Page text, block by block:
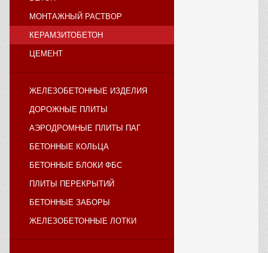
МОНТАЖНЫЙ РАСТВОР
КЕРАМЗИТОБЕТОН
ЦЕМЕНТ
ЖЕЛЕЗОБЕТОННЫЕ ИЗДЕЛИЯ
ДОРОЖНЫЕ ПЛИТЫ
АЭРОДРОМНЫЕ ПЛИТЫ ПАГ
БЕТОННЫЕ КОЛЬЦА
БЕТОННЫЕ БЛОКИ ФБС
ПЛИТЫ ПЕРЕКРЫТИЙ
БЕТОННЫЕ ЗАБОРЫ
ЖЕЛЕЗОБЕТОННЫЕ ЛОТКИ